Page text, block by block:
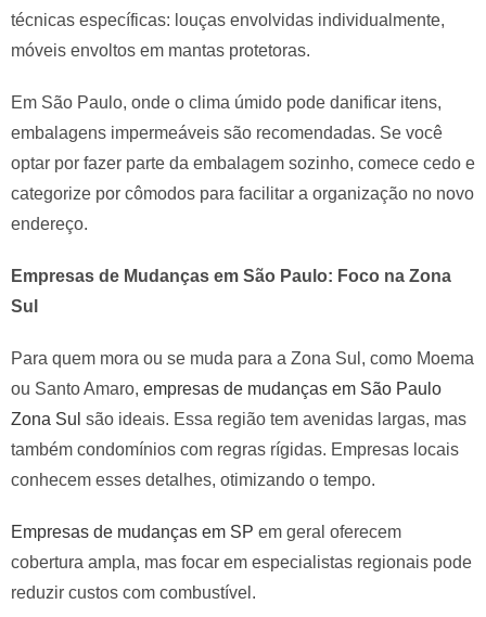
técnicas específicas: louças envolvidas individualmente,
móveis envoltos em mantas protetoras.
Em São Paulo, onde o clima úmido pode danificar itens,
embalagens impermeáveis são recomendadas. Se você
optar por fazer parte da embalagem sozinho, comece cedo e
categorize por cômodos para facilitar a organização no novo
endereço.
Empresas de Mudanças em São Paulo: Foco na Zona
Sul
Para quem mora ou se muda para a Zona Sul, como Moema
ou Santo Amaro, empresas de mudanças em São Paulo
Zona Sul são ideais. Essa região tem avenidas largas, mas
também condomínios com regras rígidas. Empresas locais
conhecem esses detalhes, otimizando o tempo.
Empresas de mudanças em SP em geral oferecem
cobertura ampla, mas focar em especialistas regionais pode
reduzir custos com combustível.